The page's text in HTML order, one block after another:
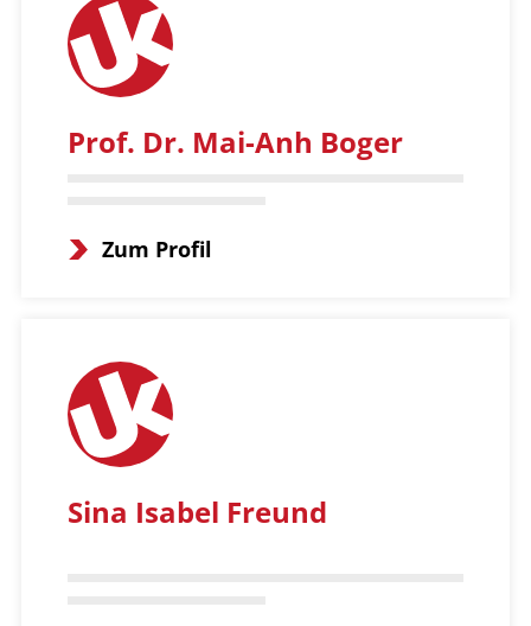
Prof. Dr. Mai-Anh Boger
Zum Profil
Sina Isabel Freund